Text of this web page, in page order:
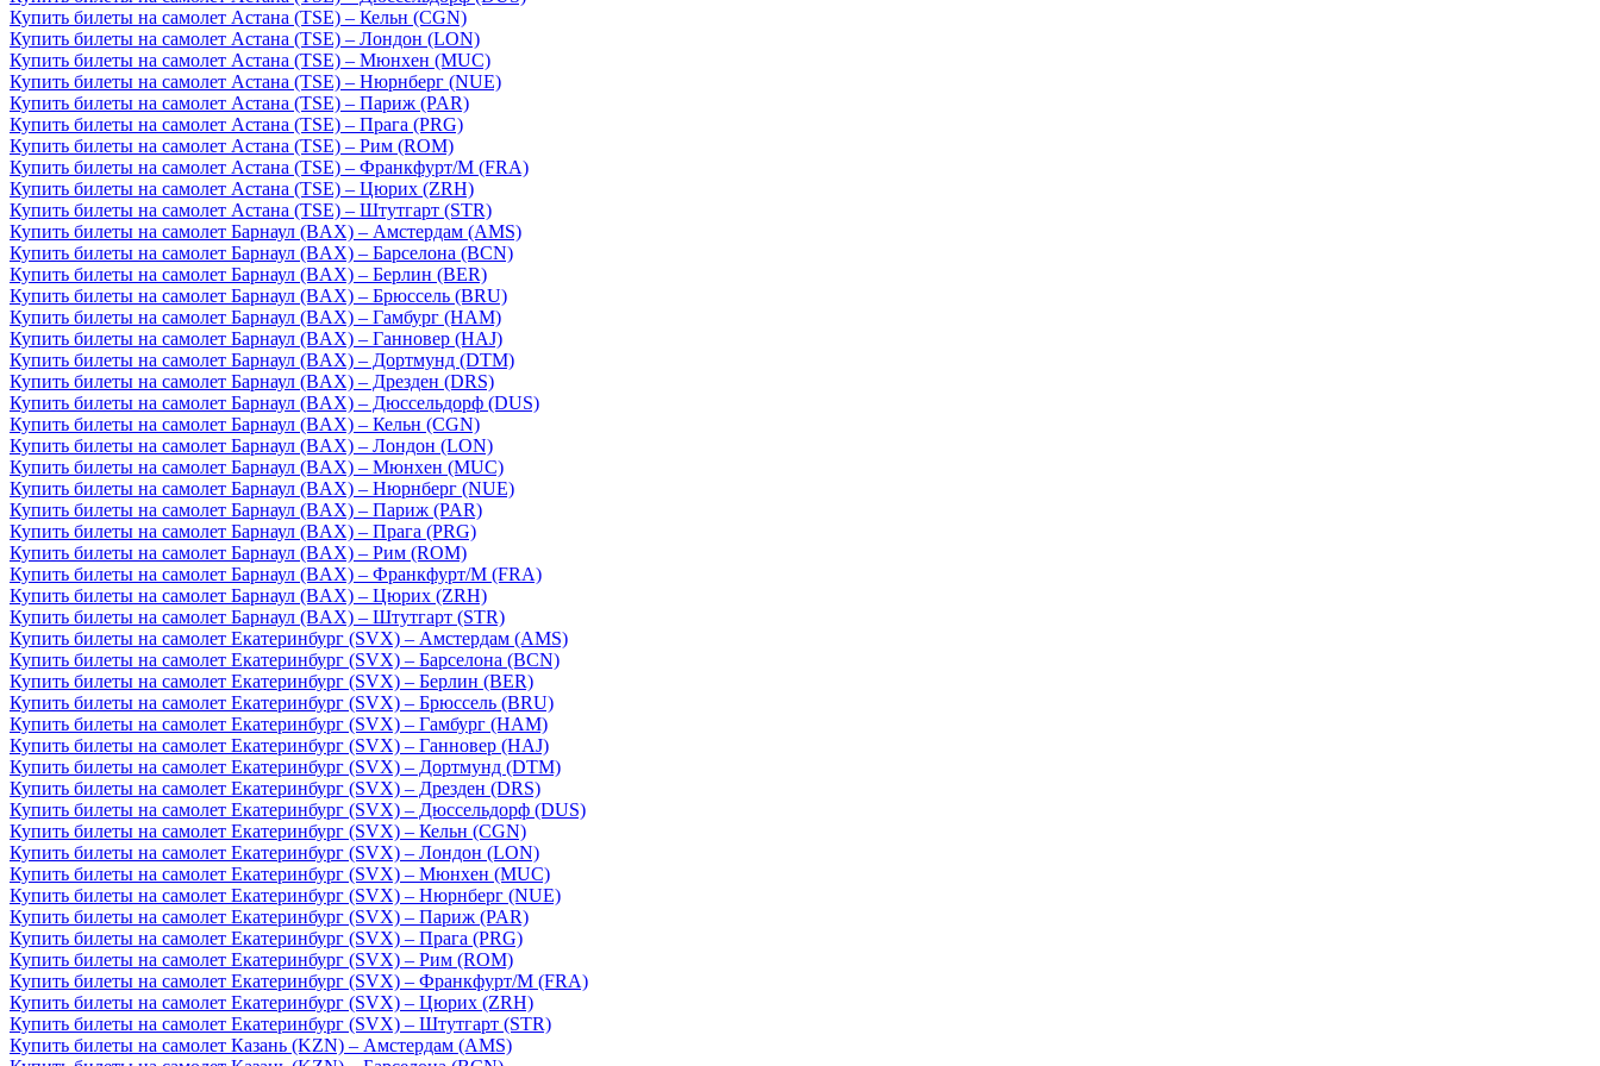
Купить билеты на самолет Астана (TSE) – Кельн (CGN)
Купить билеты на самолет Астана (TSE) – Лондон (LON)
Купить билеты на самолет Астана (TSE) – Мюнхен (MUC)
Купить билеты на самолет Астана (TSE) – Нюрнберг (NUE)
Купить билеты на самолет Астана (TSE) – Париж (PAR)
Купить билеты на самолет Астана (TSE) – Прага (PRG)
Купить билеты на самолет Астана (TSE) – Рим (ROM)
Купить билеты на самолет Астана (TSE) – Франкфурт/М (FRA)
Купить билеты на самолет Астана (TSE) – Цюрих (ZRH)
Купить билеты на самолет Астана (TSE) – Штутгарт (STR)
Купить билеты на самолет Барнаул (BAX) – Амстердам (AMS)
Купить билеты на самолет Барнаул (BAX) – Барселона (BCN)
Купить билеты на самолет Барнаул (BAX) – Берлин (BER)
Купить билеты на самолет Барнаул (BAX) – Брюссель (BRU)
Купить билеты на самолет Барнаул (BAX) – Гамбург (HAM)
Купить билеты на самолет Барнаул (BAX) – Ганновер (HAJ)
Купить билеты на самолет Барнаул (BAX) – Дортмунд (DTM)
Купить билеты на самолет Барнаул (BAX) – Дрезден (DRS)
Купить билеты на самолет Барнаул (BAX) – Дюссельдорф (DUS)
Купить билеты на самолет Барнаул (BAX) – Кельн (CGN)
Купить билеты на самолет Барнаул (BAX) – Лондон (LON)
Купить билеты на самолет Барнаул (BAX) – Мюнхен (MUC)
Купить билеты на самолет Барнаул (BAX) – Нюрнберг (NUE)
Купить билеты на самолет Барнаул (BAX) – Париж (PAR)
Купить билеты на самолет Барнаул (BAX) – Прага (PRG)
Купить билеты на самолет Барнаул (BAX) – Рим (ROM)
Купить билеты на самолет Барнаул (BAX) – Франкфурт/М (FRA)
Купить билеты на самолет Барнаул (BAX) – Цюрих (ZRH)
Купить билеты на самолет Барнаул (BAX) – Штутгарт (STR)
Купить билеты на самолет Екатеринбург (SVX) – Амстердам (AMS)
Купить билеты на самолет Екатеринбург (SVX) – Барселона (BCN)
Купить билеты на самолет Екатеринбург (SVX) – Берлин (BER)
Купить билеты на самолет Екатеринбург (SVX) – Брюссель (BRU)
Купить билеты на самолет Екатеринбург (SVX) – Гамбург (HAM)
Купить билеты на самолет Екатеринбург (SVX) – Ганновер (HAJ)
Купить билеты на самолет Екатеринбург (SVX) – Дортмунд (DTM)
Купить билеты на самолет Екатеринбург (SVX) – Дрезден (DRS)
Купить билеты на самолет Екатеринбург (SVX) – Дюссельдорф (DUS)
Купить билеты на самолет Екатеринбург (SVX) – Кельн (CGN)
Купить билеты на самолет Екатеринбург (SVX) – Лондон (LON)
Купить билеты на самолет Екатеринбург (SVX) – Мюнхен (MUC)
Купить билеты на самолет Екатеринбург (SVX) – Нюрнберг (NUE)
Купить билеты на самолет Екатеринбург (SVX) – Париж (PAR)
Купить билеты на самолет Екатеринбург (SVX) – Прага (PRG)
Купить билеты на самолет Екатеринбург (SVX) – Рим (ROM)
Купить билеты на самолет Екатеринбург (SVX) – Франкфурт/М (FRA)
Купить билеты на самолет Екатеринбург (SVX) – Цюрих (ZRH)
Купить билеты на самолет Екатеринбург (SVX) – Штутгарт (STR)
Купить билеты на самолет Казань (KZN) – Амстердам (AMS)